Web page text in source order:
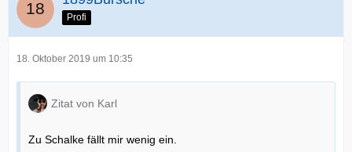
Profi
18. Oktober 2019 um 10:35
Zitat von Karl
Zu Schalke fällt mir wenig ein.